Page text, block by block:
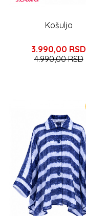
Košulja
3.990,00 RSD
4.990,00RSD